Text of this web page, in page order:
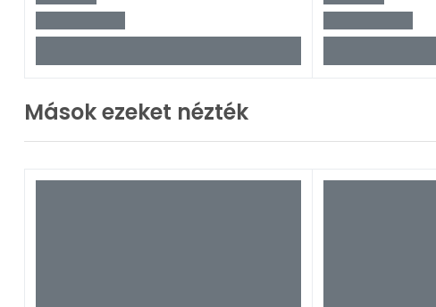
Mások ezeket nézték